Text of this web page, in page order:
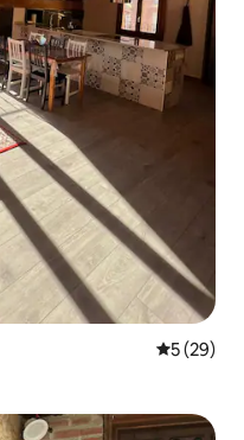
5 (29)